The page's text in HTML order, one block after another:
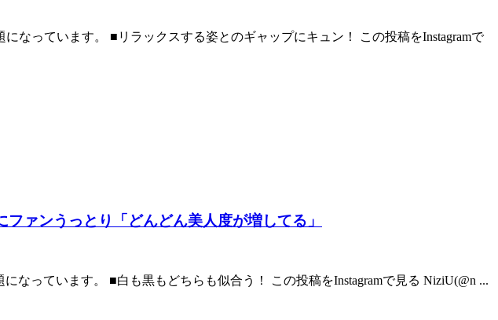
なっています。 ■リラックスする姿とのギャップにキュン！ この投稿をInstagramで
ァンうっとり「どんどん美人度が増してる」
なっています。 ■白も黒もどちらも似合う！ この投稿をInstagramで見る NiziU(@n ...